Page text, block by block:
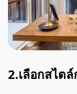
2.เลือกสไต